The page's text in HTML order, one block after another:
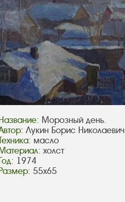
Морозный день.
Лукин Борис Николаевич
масло
холст
1974
55х65